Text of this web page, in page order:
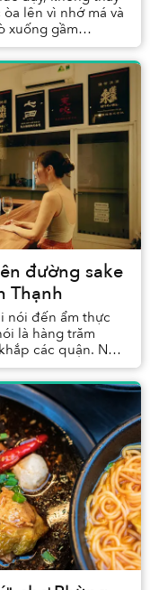
lên vì nhớ má và
xuống gầm
phải xuất ...
đường sake
Thạnh
nói đến ẩm thực
là hàng trăm
các quận. Nếu
món...